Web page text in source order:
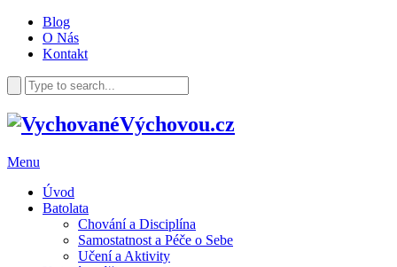
Blog
O Nás
Kontakt
Menu
Úvod
Batolata
Chování a Disciplína
Samostatnost a Péče o Sebe
Učení a Aktivity